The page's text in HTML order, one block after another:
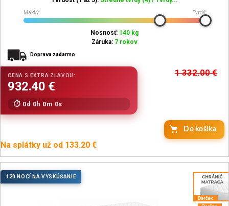
Mäkký Tvrdý
Nosnosť: 140 kg
Záruka: 7 rokov
Doprava zadarmo
1 332.00€
0d 0h 0m 0s
Do košíka
Na splátky už od 133.20 €
120 NOCÍ NA VYSKÚŠANIE